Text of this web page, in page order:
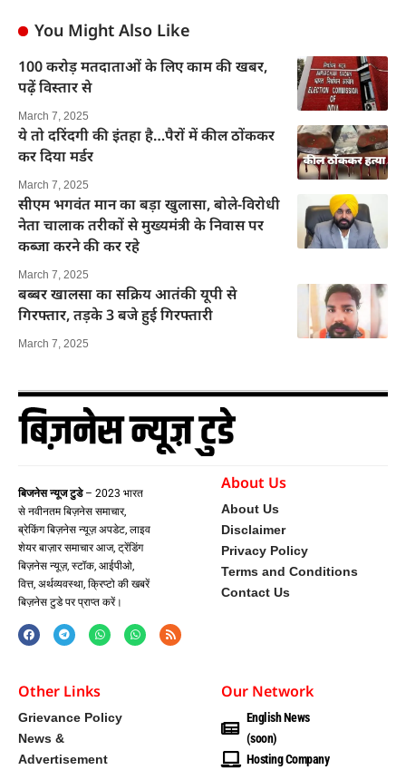
You Might Also Like
100 करोड़ मतदाताओं के लिए काम की खबर,
पढ़ें विस्तार से
March 7, 2025
ये तो दरिंदगी की इंतहा है…पैरों में कील ठोंककर
कर दिया मर्डर
March 7, 2025
सीएम भगवंत मान का बड़ा खुलासा, बोले-विरोधी
नेता चालाक तरीकों से मुख्यमंत्री के निवास पर
कब्जा करने की कर रहे
March 7, 2025
बब्बर खालसा का सक्रिय आतंकी यूपी से
गिरफ्तार, तड़के 3 बजे हुई गिरफ्तारी
March 7, 2025
बिजनेस न्यूज टुडे– 2023 भारत
से नवीनतम बिज़नेस समाचार,
ब्रेकिंग बिज़नेस न्यूज़ अपडेट, लाइव
शेयर बाज़ार समाचार आज, ट्रेंडिंग
बिज़नेस न्यूज़, स्टॉक, आईपीओ,
वित्त, अर्थव्यवस्था, क्रिप्टो की खबरें
बिज़नेस टुडे पर प्राप्त करें।
About Us
About Us
Disclaimer
Privacy Policy
Terms and Conditions
Contact Us
Other Links
Grievance Policy
News &
Advertisement
Our Network
English News
(soon)
Hosting Company